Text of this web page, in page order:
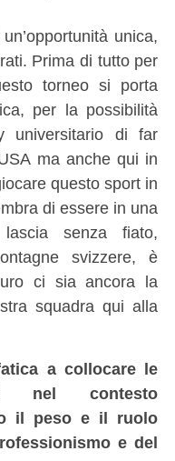
unica,
Prima di tutto per
torneo si porta
per la possibilità
universitario di far
ma anche qui in
questo sport in
di essere in una
senza fiato,
svizzere, è
ci sia ancora la
squadra qui alla
a collocare le
nel contesto
il peso e il ruolo
e del